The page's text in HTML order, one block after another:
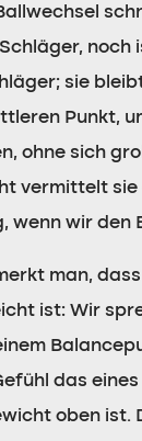
noch
sie
Punkt,
ohne sich
vermittelt sie
wenn wir den
man,
ist: Wir
das
oben ist.